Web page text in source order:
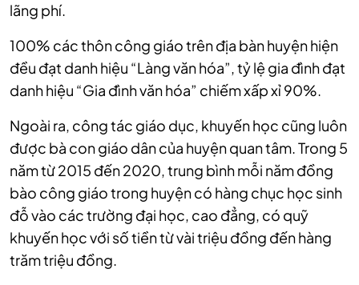
lãng phí.
100% các thôn công giáo trên địa bàn huyện hiện
đều đạt danh hiệu “Làng văn hóa”, tỷ lệ gia đình đạt
danh hiệu “Gia đình văn hóa” chiếm xấp xỉ 90%.
Ngoài ra, công tác giáo dục, khuyến học cũng luôn
được bà con giáo dân của huyện quan tâm. Trong 5
năm từ 2015 đến 2020, trung bình mỗi năm đồng
bào công giáo trong huyện có hàng chục học sinh
đỗ vào các trường đại học, cao đẳng, có quỹ
khuyến học với số tiền từ vài triệu đồng đến hàng
trăm triệu đồng.